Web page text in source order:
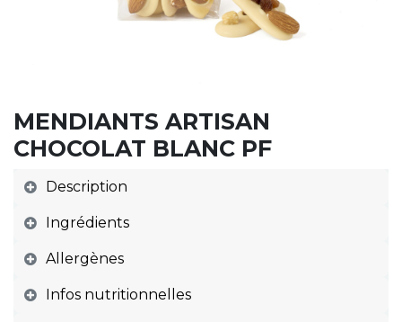
MENDIANTS ARTISAN
CHOCOLAT BLANC PF
Description
Ingrédients
Allergènes
Infos nutritionnelles